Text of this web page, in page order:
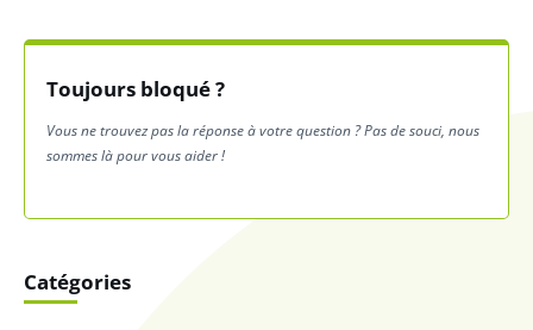
Toujours bloqué ?
Vous ne trouvez pas la réponse à votre question ? Pas de souci, nous
sommes là pour vous aider !
Catégories